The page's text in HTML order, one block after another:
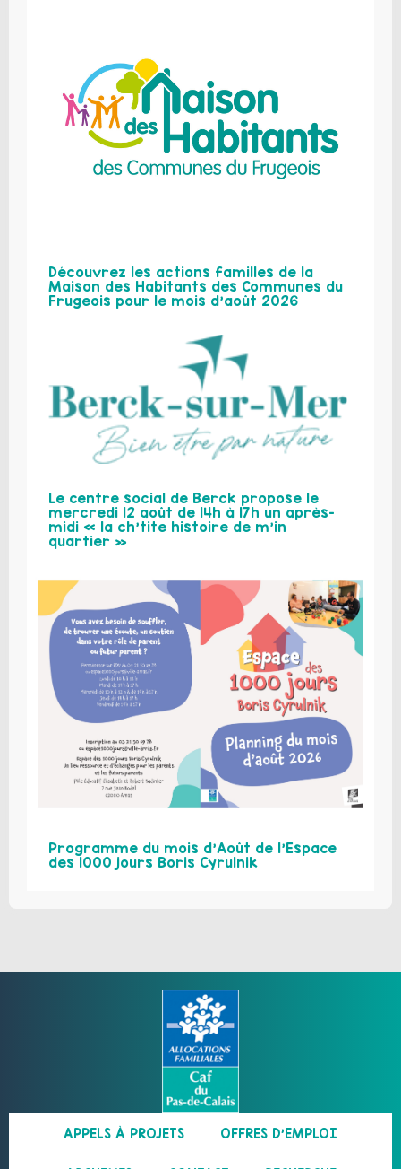
Découvrez les actions familles de la
Maison des Habitants des Communes du
Frugeois pour le mois d’août 2026
Le centre social de Berck propose le
mercredi 12 août de 14h à 17h un après-
midi « la ch’tite histoire de m’in
quartier »
Programme du mois d’Août de l’Espace
des 1000 jours Boris Cyrulnik
APPELS À PROJETS OFFRES D’EMPLOI